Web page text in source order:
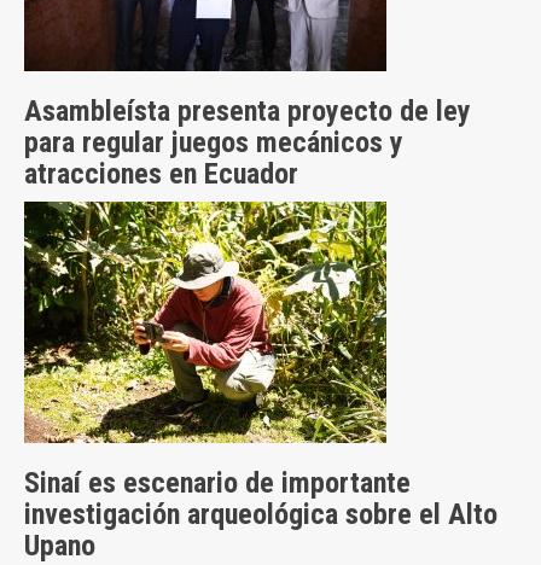
Asambleísta presenta proyecto de ley
para regular juegos mecánicos y
atracciones en Ecuador
Sinaí es escenario de importante
investigación arqueológica sobre el Alto
Upano